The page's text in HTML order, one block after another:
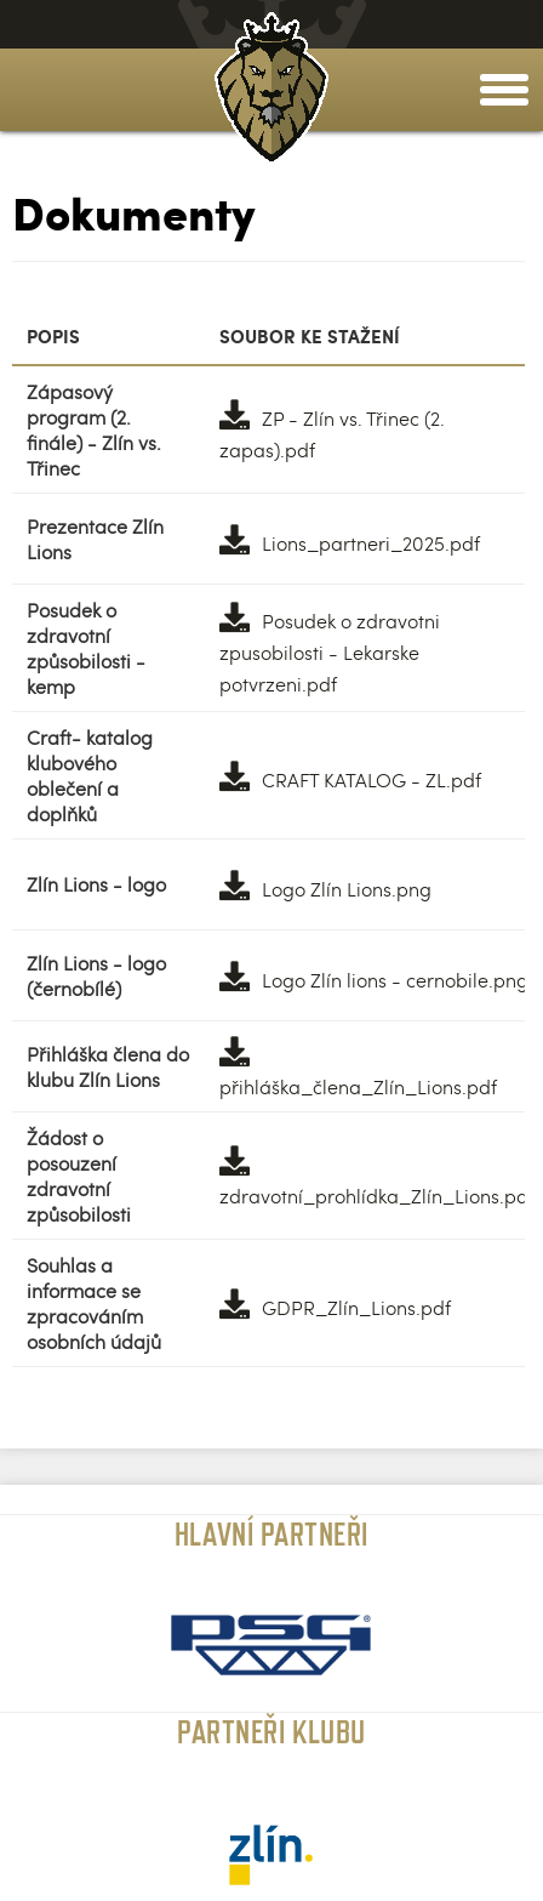
Dokumenty
POPIS SOUBOR KE STAŽENÍ
Zápasový
program (2.
finále) - Zlín vs.
Třinec
ZP - Zlín vs. Třinec (2.
zapas).pdf
Prezentace Zlín
Lions
Lions_partneri_2025.pdf
Posudek o
zdravotní
způsobilosti -
kemp
Posudek o zdravotni
zpusobilosti - Lekarske
potvrzeni.pdf
Craft- katalog
klubového
oblečení a
doplňků
CRAFT KATALOG - ZL.pdf
Zlín Lions - logo Logo Zlín Lions.png
Zlín Lions - logo
(černobílé)
Logo Zlín lions - cernobile.png
Přihláška člena do
klubu Zlín Lions
přihláška_člena_Zlín_Lions.pdf
Žádost o
posouzení
zdravotní
způsobilosti
zdravotní_prohlídka_Zlín_Lions.pdf
Souhlas a
informace se
zpracováním
osobních údajů
GDPR_Zlín_Lions.pdf
HLAVNÍ PARTNEŘI
PARTNEŘI KLUBU